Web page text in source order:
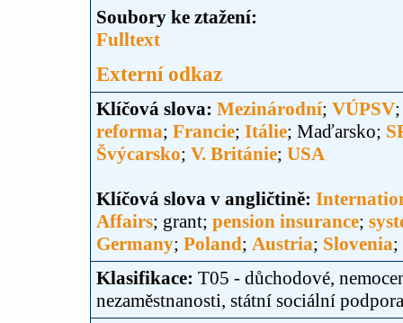
Soubory ke ztažení:
Fulltext
Externí odkaz
Klíčová slova: Mezinárodní; VÚPSV
reforma; Francie; Itálie; Maďarsko;
Švýcarsko; V. Británie; USA
Klíčová slova v angličtině:
Affairs; grant; pension insurance;
Germany; Poland; Austria; Slovenia;
Klasifikace: T05 - důchodové,
nezaměstnanosti, státní sociální podpora